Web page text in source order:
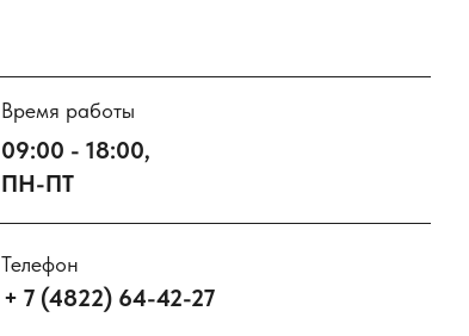
Время работы
09:00 - 18:00,
ПН-ПТ
Телефон
+ 7 (4822) 64-42-27